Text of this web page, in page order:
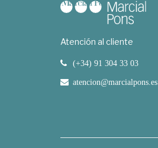
Atención al cliente
(+34) 91 304 33 03
atencion@marcialpons.es